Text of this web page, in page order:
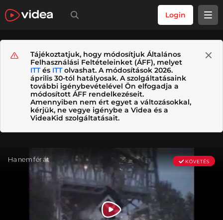
Login
Tájékoztatjuk, hogy módosítjuk Általános
Felhasználási Feltételeinket (ÁFF), melyet
ITTés ITTolvashat. A módosítások 2026.
április 30-tól hatályosak. A szolgáltatásaink
további igénybevételével Ön elfogadja a
módosított ÁFF rendelkezéseit.
Amennyiben nem ért egyet a változásokkal,
kérjük, ne vegye igénybe a Videa és a
VideaKid szolgáltatásait.